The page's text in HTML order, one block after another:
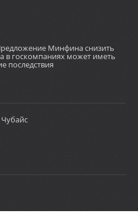
Минфина снизить
в госкомпаниях может иметь
последствия